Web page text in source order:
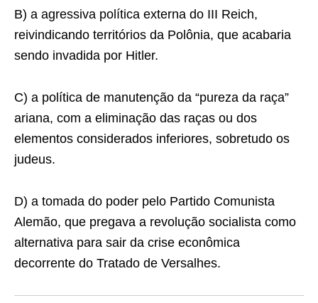
B) a agressiva política externa do III Reich,
reivindicando territórios da Polônia, que acabaria
sendo invadida por Hitler.
C) a política de manutenção da “pureza da raça”
ariana, com a eliminação das raças ou dos
elementos considerados inferiores, sobretudo os
judeus.
D) a tomada do poder pelo Partido Comunista
Alemão, que pregava a revolução socialista como
alternativa para sair da crise econômica
decorrente do Tratado de Versalhes.